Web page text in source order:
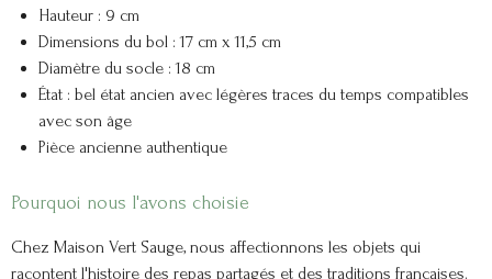
Hauteur : 9 cm
Dimensions du bol : 17 cm x 11,5 cm
Diamètre du socle : 18 cm
État : bel état ancien avec légères traces du temps compatibles
avec son âge
Pièce ancienne authentique
Pourquoi nous l'avons choisie
Chez Maison Vert Sauge, nous affectionnons les objets qui
racontent l'histoire des repas partagés et des traditions françaises.